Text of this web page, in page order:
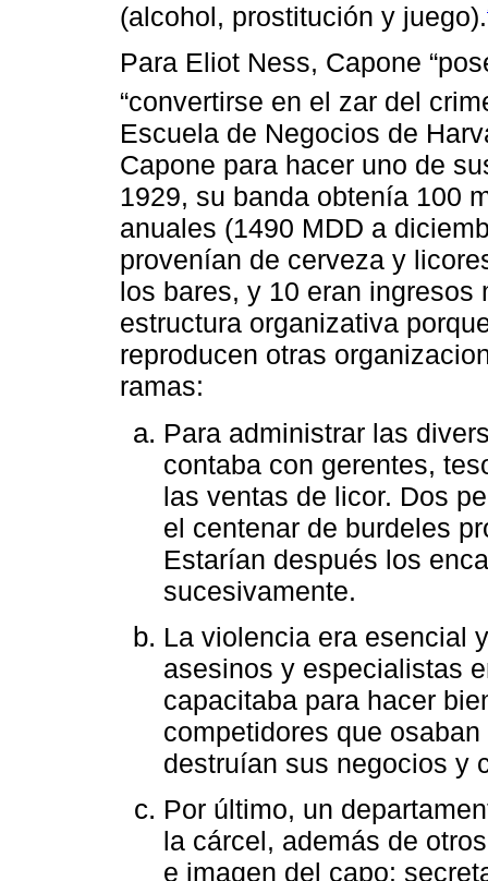
(alcohol, prostitución y juego).
Para Eliot Ness, Capone
“convertirse en el zar del
Escuela de Negocios de
Capone para hacer uno de
1929, su banda obtenía 100
anuales (1490 MDD a
provenían de cerveza y
los bares, y 10 eran
estructura organizativa
reproducen otras
ramas:
Para administrar las
contaba con gerentes,
las ventas de licor. Dos
el centenar de burdeles
Estarían después los
sucesivamente.
La violencia era esencial
asesinos y especialistas
capacitaba para hacer
competidores que
destruían sus negocios y
Por último, un
la cárcel, además de
e imagen del capo: